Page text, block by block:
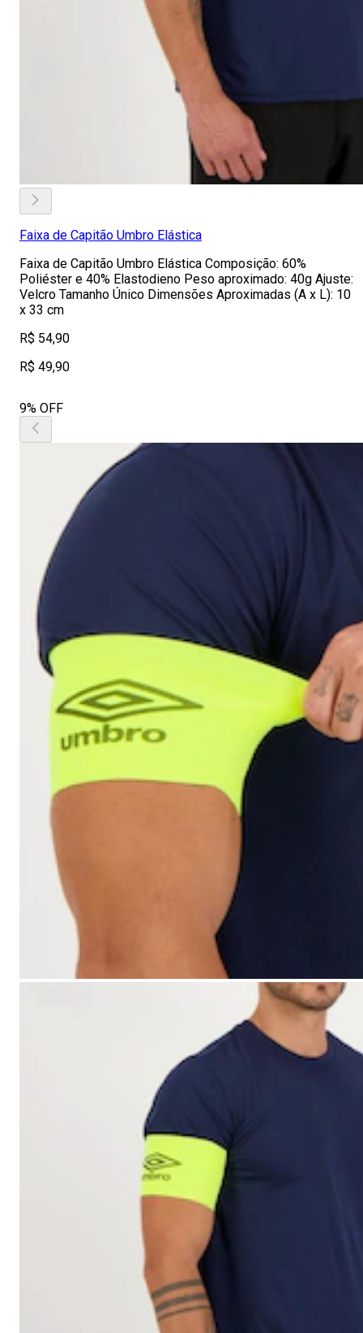
Faixa de Capitão Umbro Elástica
Faixa de Capitão Umbro Elástica Composição: 60%
Poliéster e 40% Elastodieno Peso aproximado: 40g Ajuste:
Velcro Tamanho Único Dimensões Aproximadas (A x L): 10
x 33 cm
R$ 54,90
R$ 49,90
9% OFF